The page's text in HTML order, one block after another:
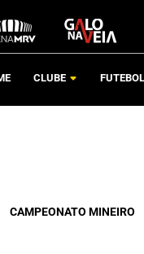
CLUBE FUTEBOL
CAMPEONATO MINEIRO